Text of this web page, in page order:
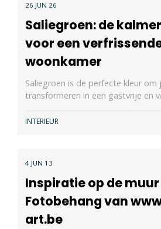
26 JUN 26
Saliegroen: de
voor een
woonkamer
Saliegroen is de perfecte kleur
transformeren in een gastvrije en
INTERIEUR
4 JUN 13
Inspiratie op de muur
Fotobehang van
art.be